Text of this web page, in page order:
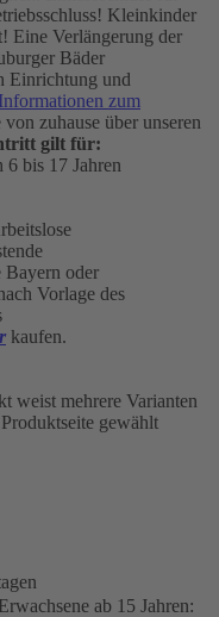
Kleinkinder
Eine Verlängerung der
Bäder
Einrichtung und
Informationen zum
zuhause über unseren
gilt für:
bis 17 Jahren
Bayern oder
Vorlage des
kaufen.
weist mehrere Varianten
gewählt
ab 15 Jahren: